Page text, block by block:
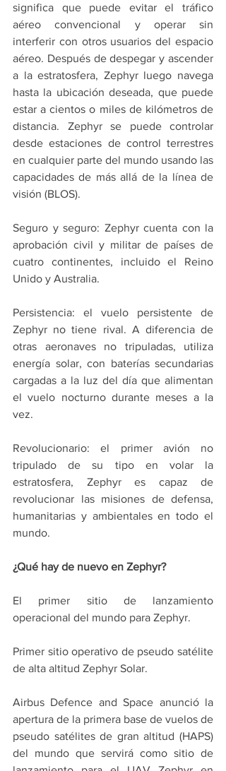
significa que puede evitar el tráfico
aéreo convencional y operar sin
interferir con otros usuarios del espacio
aéreo. Después de despegar y ascender
a la estratosfera, Zephyr luego navega
hasta la ubicación deseada, que puede
estar a cientos o miles de kilómetros de
distancia. Zephyr se puede controlar
desde estaciones de control terrestres
en cualquier parte del mundo usando las
capacidades de más allá de la línea de
visión (BLOS).
Seguro y seguro: Zephyr cuenta con la
aprobación civil y militar de países de
cuatro continentes, incluido el Reino
Unido y Australia.
Persistencia: el vuelo persistente de
Zephyr no tiene rival. A diferencia de
otras aeronaves no tripuladas, utiliza
energía solar, con baterías secundarias
cargadas a la luz del día que alimentan
el vuelo nocturno durante meses a la
vez.
Revolucionario: el primer avión no
tripulado de su tipo en volar la
estratosfera, Zephyr es capaz de
revolucionar las misiones de defensa,
humanitarias y ambientales en todo el
mundo.
¿Qué hay de nuevo en Zephyr?
El primer sitio de lanzamiento
operacional del mundo para Zephyr.
Primer sitio operativo de pseudo satélite
de alta altitud Zephyr Solar.
Airbus Defence and Space anunció la
apertura de la primera base de vuelos de
pseudo satélites de gran altitud (HAPS)
del mundo que servirá como sitio de